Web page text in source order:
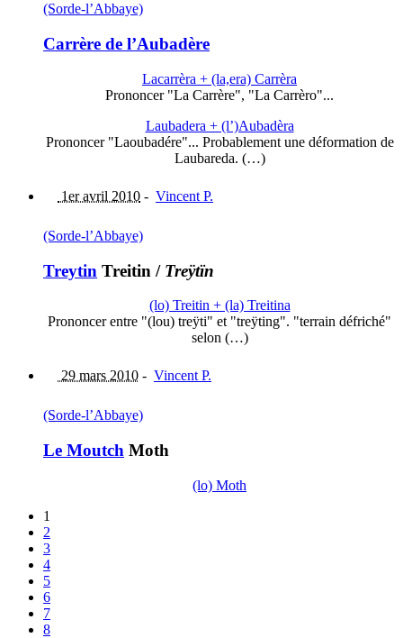
(Sorde-l’Abbaye)
Carrère de l’Aubadère
Lacarrèra + (la,era) Carrèra
Prononcer "La Carrère", "La Carrèro"...
Laubadera + (l’)Aubadèra
Prononcer "Laoubadére"... Probablement une déformation de
Laubareda. (…)
1er avril 2010 - Vincent P.
(Sorde-l’Abbaye)
Treytin Treitin / Treÿtïn
(lo) Treitin + (la) Treitina
Prononcer entre "(lou) treÿti" et "treÿting". "terrain défriché"
selon (…)
29 mars 2010 - Vincent P.
(Sorde-l’Abbaye)
Le Moutch Moth
(lo) Moth
1
2
3
4
5
6
7
8